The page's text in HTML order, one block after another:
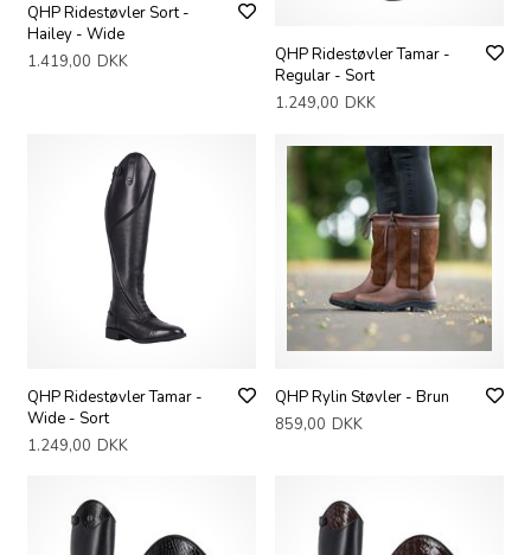
QHP Ridestøvler Sort -
Hailey - Wide
1.419,00 DKK
QHP Ridestøvler Tamar -
Regular - Sort
1.249,00 DKK
QHP Ridestøvler Tamar -
Wide - Sort
1.249,00 DKK
QHP Rylin Støvler - Brun
859,00 DKK